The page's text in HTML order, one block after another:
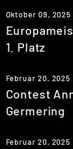
Oktober 09, 2025
1. Platz
Februar 20, 2025
Contest
Germering
Februar 20, 2025